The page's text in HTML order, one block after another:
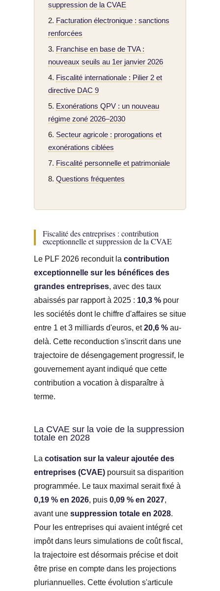
suppression de la CVAE
Facturation électronique : sanctions
renforcées
Franchise en base de TVA :
nouveaux seuils au 1er janvier 2026
Fiscalité internationale : Pilier 2 et
directive DAC 9
Exonérations QPV : un nouveau
régime zoné 2026–2030
Secteur agricole : prorogations et
exonérations ciblées
Fiscalité personnelle et patrimoniale
Questions fréquentes
Fiscalité des entreprises : contribution
exceptionnelle et suppression de la CVAE
Le PLF 2026 reconduit la contribution
exceptionnelle sur les bénéfices des
grandes entreprises, avec des taux
abaissés par rapport à 2025 : 10,3 %pour
les sociétés dont le chiffre d'affaires se situe
entre 1 et 3 milliards d'euros, et20,6 %au-
delà. Cette reconduction s'inscrit dans une
trajectoire de désengagement progressif, le
gouvernement ayant indiqué que cette
contribution a vocation à disparaître à
terme.
La CVAE sur la voie de la suppression
totale en 2028
La cotisation sur la valeur ajoutée des
entreprises (CVAE)poursuit sa disparition
programmée. Le taux maximal serait fixé à
0,19 % en 2026, puis 0,09 % en 2027,
avant une suppression totale en 2028.
Pour les entreprises qui avaient intégré cet
impôt dans leurs simulations de coût fiscal,
la trajectoire est désormais précise et doit
être prise en compte dans les projections
pluriannuelles. Cette évolution s'articule